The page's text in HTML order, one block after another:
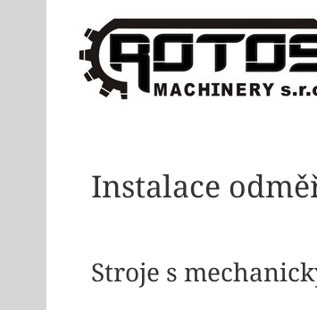
Instalace
Stroje s